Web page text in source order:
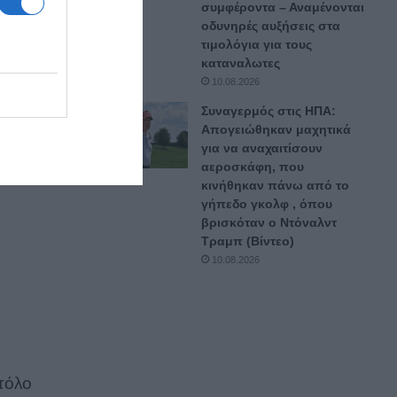
συμφέροντα – Αναμένονται
οδυνηρές αυξήσεις στα
τιμολόγια για τους
καταναλωτες
10.08.2026
Συναγερμός στις ΗΠΑ:
Απογειώθηκαν μαχητικά
για να αναχαιτίσουν
αεροσκάφη, που
κινήθηκαν πάνω από το
γήπεδο γκολφ , όπου
βρισκόταν ο Ντόναλντ
Τραμπ (Βίντεο)
10.08.2026